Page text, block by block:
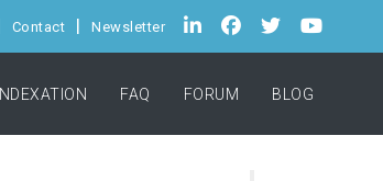
Contact Newsletter
FAQ FORUM BLOG